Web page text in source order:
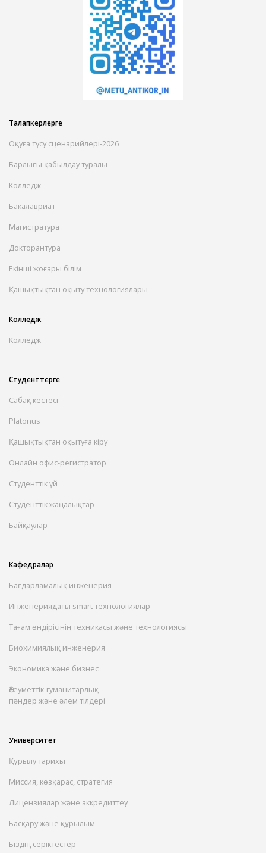
Талапкерлерге
Оқуға түсу сценарийлері-2026
Барлығы қабылдау туралы
Колледж
Бакалавриат
Магистратура
Докторантура
Екінші жоғары білім
Қашықтықтан оқыту технологиялары
Колледж
Колледж
Студенттерге
Сабақ кестесі
Platonus
Қашықтықтан оқытуға кіру
Онлайн офис-регистратор
Студенттік үй
Студенттік жаңалықтар
Байқаулар
Кафедралар
Бағдарламалық инженерия
Инженериядағы smart технологиялар
Тағам өндірісінің техникасы және технологиясы
Биохимиялық инженерия
Экономика және бизнес
Әлеуметтік-гуманитарлық
пәндер және әлем тілдері
Университет
Құрылу тарихы
Миссия, көзқарас, стратегия
Лицензиялар және аккредиттеу
Басқару және құрылым
Біздің серіктестер